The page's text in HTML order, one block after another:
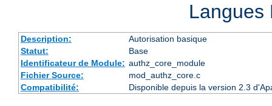
Description:
Autorisation basique
Statut:
Base
Identificateur de Module: authz_core_module
Fichier Source:
mod_authz_core.c
Compatibilité:
Disponible depuis la version 2.3